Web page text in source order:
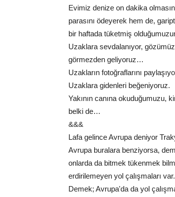
Evimiz denize on dakika
parasını ödeyerek hem de,
bir haftada tüketmiş
Uzaklara sevdalanıyor,
görmezden geliyoruz…
Uzakların fotoğraflarını
Uzaklara gidenleri beğeniyoruz.
Yakının canına okuduğumuzu,
belki de…
&&&
Lafa gelince Avrupa deniyor
Avrupa buralara benziyorsa,
onlarda da bitmek tükenmek
erdirilemeyen yol çalışmaları var.
Demek; Avrupa'da da yol